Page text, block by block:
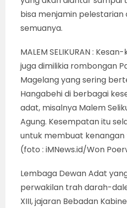
bisa menjamin pelestarian
semuanya.
MALEM SELIKURAN :
juga dimilikia rombongan
Magelang yang sering
Hangabehi di berbagai
adat, misalnya Malem
Agung. Kesempatan itu
untuk membuat
(foto : iMNews.id/Won
Lembaga Dewan Adat
perwakilan trah darah-
XIII, jajaran Bebadan